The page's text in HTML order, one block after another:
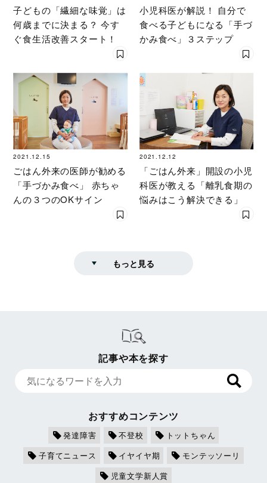
子どもの「繊細な味覚」は
何歳までに決まる？ 今す
ぐ食生活改善スタート！
小児科医が解説！ 自分で
食べる子どもになる「手づ
かみ食べ」３ステップ
2021.12.15
ごはん外来の医師が勧める
「手づかみ食べ」 赤ちゃ
んの３つのOKサイン
2021.12.12
「ごはん外来」開設の小児
科医が教える「離乳食期の
悩みはこう解決できる」
もっと見る
記事や本を探す
おすすめコンテンツ
発達障害 不登校
トットちゃん
子育てニュース
イヤイヤ期
モンテッソーリ
児童文学新人賞